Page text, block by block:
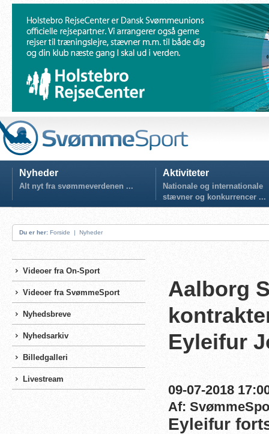
Nyheder
Alt nyt fra svømmeverdenen ...
Aktiviteter
Nationale og internationale
stævner og konkurrencer ...
Du er her: Forside | Nyheder
Videoer fra On-Sport
Videoer fra SvømmeSport
Nyhedsbreve
Nyhedsarkiv
Billedgalleri
Livestream
Aalborg
Eyleifur
09-07-2018
Af:
Eyleifur